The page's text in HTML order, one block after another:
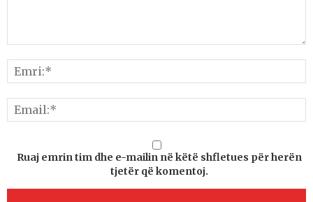
Ruaj emrin tim dhe e-mailin në këtë shfletues për herën
tjetër që komentoj.